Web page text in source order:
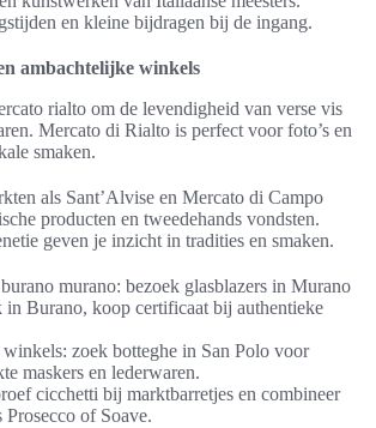
en kleine bijdragen bij de ingang.
ambachtelijke winkels
rialto om de levendigheid van verse vis
Mercato di Rialto is perfect voor foto’s en
smaken.
als Sant’Alvise en Mercato di Campo
producten en tweedehands vondsten.
geven je inzicht in tradities en smaken.
murano: bezoek glasblazers in Murano
in Burano, koop certificaat bij authentieke
winkels: zoek botteghe in San Polo voor
maskers en lederwaren.
cicchetti bij marktbarretjes en combineer
Prosecco of Soave.